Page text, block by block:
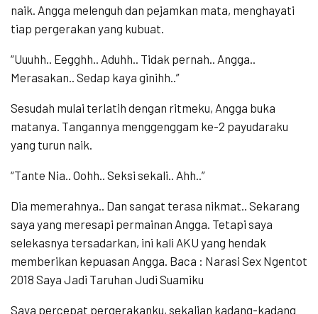
naik. Angga melenguh dan pejamkan mata, menghayati
tiap pergerakan yang kubuat.
“Uuuhh.. Eegghh.. Aduhh.. Tidak pernah.. Angga..
Merasakan.. Sedap kaya ginihh..”
Sesudah mulai terlatih dengan ritmeku, Angga buka
matanya. Tangannya menggenggam ke-2 payudaraku
yang turun naik.
“Tante Nia.. Oohh.. Seksi sekali.. Ahh..”
Dia memerahnya.. Dan sangat terasa nikmat.. Sekarang
saya yang meresapi permainan Angga. Tetapi saya
selekasnya tersadarkan, ini kali AKU yang hendak
memberikan kepuasan Angga. Baca : Narasi Sex Ngentot
2018 Saya Jadi Taruhan Judi Suamiku
Saya percepat pergerakanku, sekalian kadang-kadang